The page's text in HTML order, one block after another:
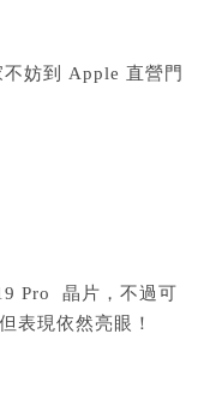
妨到 Apple 直營門
Pro 晶片，不過可
表現依然亮眼！